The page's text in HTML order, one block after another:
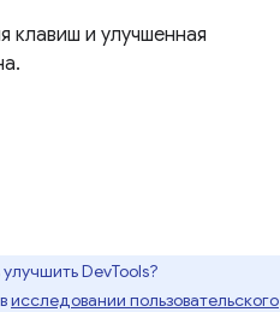
клавиш и улучшенная
DevTools?
исследовании пользовательского